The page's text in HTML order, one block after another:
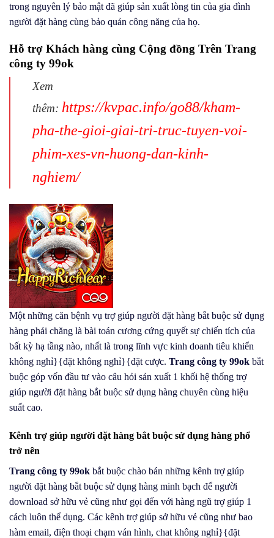
trong nguyên lý bảo mật đã giúp sản xuất lòng tin của gia đình
người đặt hàng cùng bảo quản công năng của họ.
Hỗ trợ Khách hàng cùng Cộng đồng Trên Trang
công ty 99ok
Xem
thêm: https://kvpac.info/go88/kham-
pha-the-gioi-giai-tri-truc-tuyen-voi-
phim-xes-vn-huong-dan-kinh-
nghiem/
Một những căn bệnh vụ trợ giúp người đặt hàng bắt buộc sử dụng
hàng phải chăng là bài toán cương cứng quyết sự chiến tích của
bất kỳ hạ tầng nào, nhất là trong lĩnh vực kinh doanh tiêu khiển
không nghỉ}{đặt không nghỉ}{đặt cược. Trang công ty 99ok bắt
buộc góp vốn đầu tư vào câu hỏi sản xuất 1 khối hệ thống trợ
giúp người đặt hàng bắt buộc sử dụng hàng chuyên cùng hiệu
suất cao.
Kênh trợ giúp người đặt hàng bắt buộc sử dụng hàng phổ
trở nên
Trang công ty 99ok bắt buộc chào bán những kênh trợ giúp
người đặt hàng bắt buộc sử dụng hàng minh bạch để người
download sở hữu vẻ cũng như gọi đến với hàng ngũ trợ giúp 1
cách luôn thể dụng. Các kênh trợ giúp sở hữu vẻ cũng như bao
hàm email, điện thoại chạm ván hình, chat không nghỉ}{đặt